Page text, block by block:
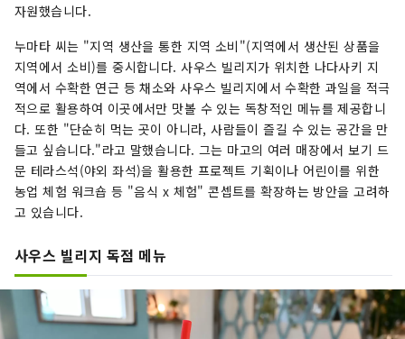
자원했습니다.
누마타 씨는 "지역 생산을 통한 지역 소비"(지역에서 생산된 상품을
지역에서 소비)를 중시합니다. 사우스 빌리지가 위치한 나다사키 지
역에서 수확한 연근 등 채소와 사우스 빌리지에서 수확한 과일을 적극
적으로 활용하여 이곳에서만 맛볼 수 있는 독창적인 메뉴를 제공합니
다. 또한 "단순히 먹는 곳이 아니라, 사람들이 즐길 수 있는 공간을 만
들고 싶습니다."라고 말했습니다. 그는 마고의 여러 매장에서 보기 드
문 테라스석(야외 좌석)을 활용한 프로젝트 기획이나 어린이를 위한
농업 체험 워크숍 등 "음식 x 체험" 콘셉트를 확장하는 방안을 고려하
고 있습니다.
사우스 빌리지 독점 메뉴